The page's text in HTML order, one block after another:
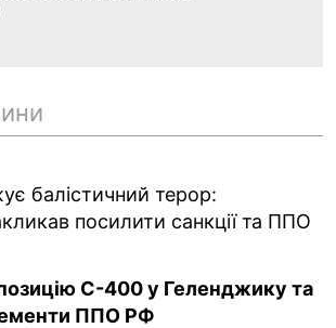
балістичний терор:
посилити санкції та ППО
С-400 у Геленджику та
ППО РФ